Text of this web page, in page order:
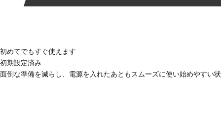
初めてでもすぐ使えます
初期設定済み
面倒な準備を減らし、電源を入れたあともスムーズに使い始めやすい